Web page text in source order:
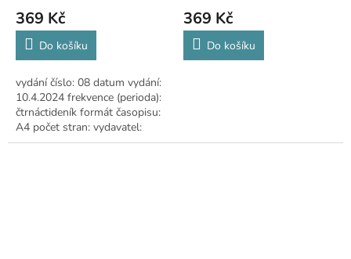
369 Kč
Do košíku
vydání číslo: 08 datum vydání:
10.4.2024 frekvence (perioda):
čtrnáctideník formát časopisu:
A4 počet stran: vydavatel:
DeAgostini
369 Kč
Do košíku